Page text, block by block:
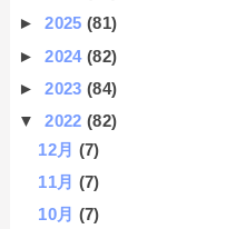
►2025(81)
►2024(82)
►2023(84)
▼2022(82)
12月 (7)
11月 (7)
10月 (7)